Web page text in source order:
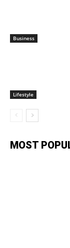
Business
Lifestyle
MOST